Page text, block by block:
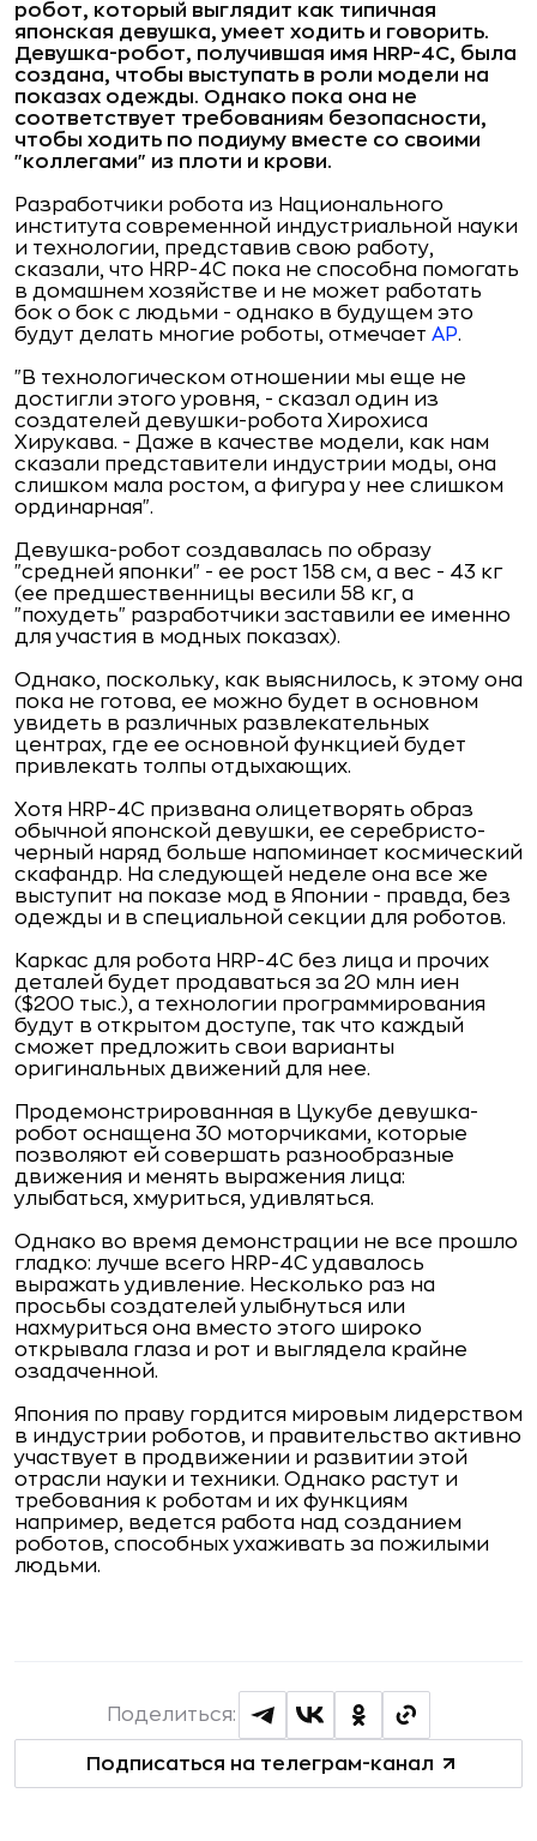
робот, который выглядит как типичная
японская девушка, умеет ходить и говорить.
Девушка-робот, получившая имя HRP-4C, была
создана, чтобы выступать в роли модели на
показах одежды. Однако пока она не
соответствует требованиям безопасности,
чтобы ходить по подиуму вместе со своими
"коллегами" из плоти и крови.
Разработчики робота из Национального
института современной индустриальной науки
и технологии, представив свою работу,
сказали, что HRP-4C пока не способна помогать
в домашнем хозяйстве и не может работать
бок о бок с людьми - однако в будущем это
будут делать многие роботы, отмечает АР.
"В технологическом отношении мы еще не
достигли этого уровня, - сказал один из
создателей девушки-робота Хирохиса
Хирукава. - Даже в качестве модели, как нам
сказали представители индустрии моды, она
слишком мала ростом, а фигура у нее слишком
ординарная".
Девушка-робот создавалась по образу
"средней японки" - ее рост 158 см, а вес - 43 кг
(ее предшественницы весили 58 кг, а
"похудеть" разработчики заставили ее именно
для участия в модных показах).
Однако, поскольку, как выяснилось, к этому она
пока не готова, ее можно будет в основном
увидеть в различных развлекательных
центрах, где ее основной функцией будет
привлекать толпы отдыхающих.
Хотя HRP-4C призвана олицетворять образ
обычной японской девушки, ее серебристо-
черный наряд больше напоминает космический
скафандр. На следующей неделе она все же
выступит на показе мод в Японии - правда, без
одежды и в специальной секции для роботов.
Каркас для робота HRP-4C без лица и прочих
деталей будет продаваться за 20 млн иен
($200 тыс.), а технологии программирования
будут в открытом доступе, так что каждый
сможет предложить свои варианты
оригинальных движений для нее.
Продемонстрированная в Цукубе девушка-
робот оснащена 30 моторчиками, которые
позволяют ей совершать разнообразные
движения и менять выражения лица:
улыбаться, хмуриться, удивляться.
Однако во время демонстрации не все прошло
гладко: лучше всего HRP-4C удавалось
выражать удивление. Несколько раз на
просьбы создателей улыбнуться или
нахмуриться она вместо этого широко
открывала глаза и рот и выглядела крайне
озадаченной.
Япония по праву гордится мировым лидерством
в индустрии роботов, и правительство активно
участвует в продвижении и развитии этой
отрасли науки и техники. Однако растут и
требования к роботам и их функциям 
например, ведется работа над созданием
роботов, способных ухаживать за пожилыми
людьми.
Подписаться на телеграм-канал
Поделиться: